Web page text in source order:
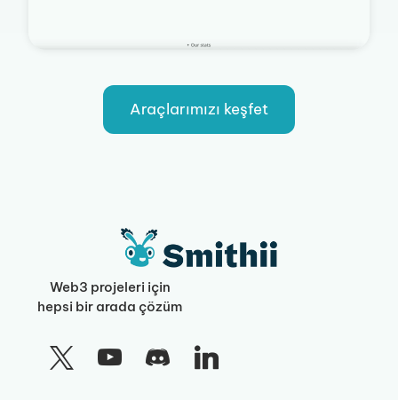
Araçlarımızı keşfet
Web3 projeleri için
hepsi bir arada çözüm